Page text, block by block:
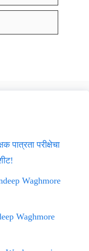
पात्रता परीक्षेचा
Waghmore
Waghmore